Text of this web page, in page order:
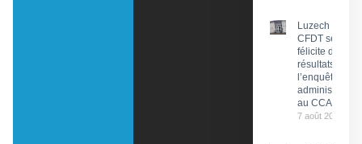
Luzech : La
CFDT se
félicite des
résultats de
l’enquête
administrative
au CCAS
7 août 2026